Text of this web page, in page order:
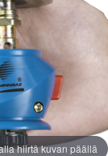
hiirtä kuvan päällä